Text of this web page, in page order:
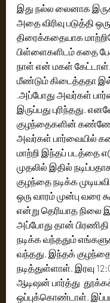
இது நல்ல லைனாக
அதை விரிவு படுத்தி ஒரு
திரைக்கதையாக
பிள்ளைகளிடம் கதை
நாள் என் மகள்
மீண்டும் கிடைத்ததா
.அப்போது அவர்கள்
இருப்பது புரிந்தது.
குழந்தைகளின்
அவர்கள் பார்வையில்
மாற்றி இந்தப் படத்தை
முதலில் இதில்
குழந்தை நடிக்க
ஒரு வாரம் முன்பு வரை
என்று தெரியாத நிலை
அப்போது தான்
நடிக்க வந்ததும்
வந்தது. இந்தக் குழந்தை
நடித்துள்ளாள். இரவு
ஆடிஷன் பார்த்து
ஒப்புக்கொண்டாள்.